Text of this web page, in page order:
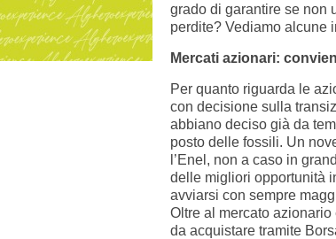
grado di garantire se non
perdite? Vediamo alcune
Mercati azionari:
Per quanto riguarda le
con decisione sulla
abbiano deciso già da
posto delle fossili. Un
l’Enel, non a caso in
delle migliori opportunità
avviarsi con sempre
Oltre al mercato
da acquistare tramite